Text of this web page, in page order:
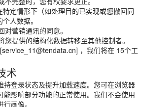
特定情形下（如处理目的已实现或您撤回同
人数据。
营销通讯的同意。
提供的结构化数据转移至其他控制者。
，我们将在 15个工
术
持登录状态及提升加载速度。您可在浏览器
能影响部分功能的正常使用。我们不会使用
画像。